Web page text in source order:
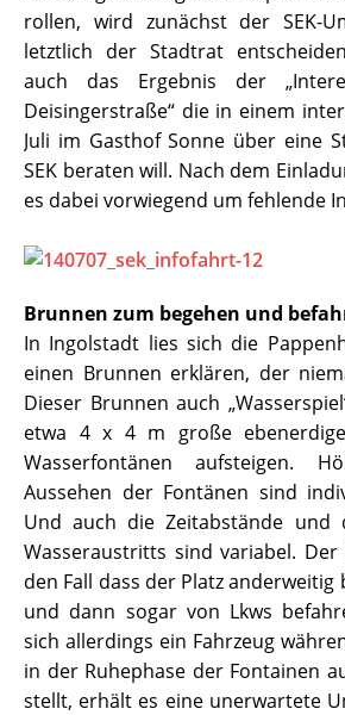
rollen, wird zunächst der SEK-
letztlich der Stadtrat
auch das Ergebnis der
Deisingerstraße“ die in einem
Juli im Gasthof Sonne über eine
SEK beraten will. Nach dem
es dabei vorwiegend um fehlende
Brunnen zum begehen und
In Ingolstadt lies sich die
einen Brunnen erklären, der
Dieser Brunnen auch
etwa 4 x 4 m große
Wasserfontänen aufsteigen.
Aussehen der Fontänen sind
Und auch die Zeitabstände und
Wasseraustritts sind variabel.
den Fall dass der Platz
und dann sogar von Lkws
sich allerdings ein Fahrzeug
in der Ruhephase der Fontainen
stellt, erhält es eine unerwartete